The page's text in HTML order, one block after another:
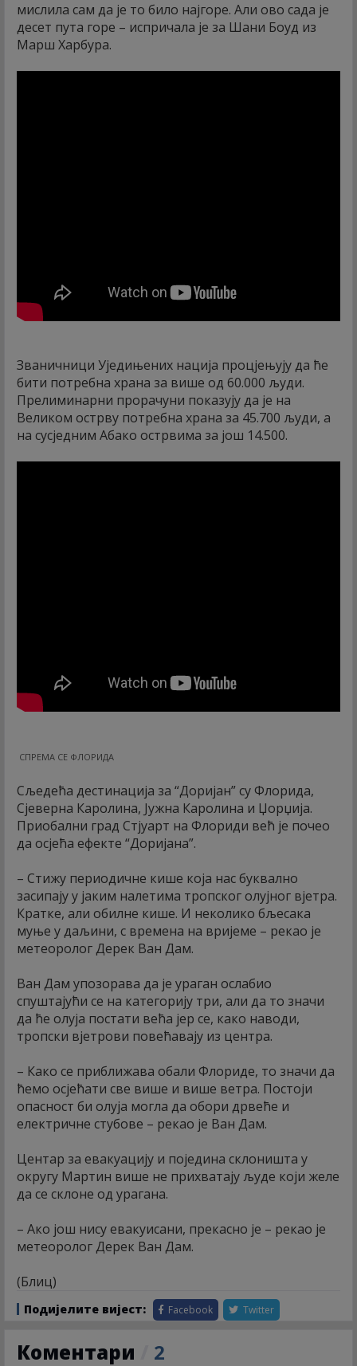
мислила сам да је то било најгоре. Али ово сада је
десет пута горе – испричала је за Шани Боуд из
Марш Харбура.
Званичници Уједињених нација процјењују да ће
бити потребна храна за више од 60.000 људи.
Прелиминарни прорачуни показују да је на
Великом острву потребна храна за 45.700 људи, а
на сусједним Абако острвима за још 14.500.
СПРЕМА СЕ ФЛОРИДА
Сљедећа дестинација за “Доријан” су Флорида,
Сјеверна Каролина, Јужна Каролина и Џорџија.
Приобални град Стјуарт на Флориди већ је почео
да осјећа ефекте “Доријана”.
– Стижу периодичне кише која нас буквално
засипају у јаким налетима тропског олујног вјетра.
Кратке, али обилне кише. И неколико бљесака
муње у даљини, с времена на вријеме – рекао је
метеоролог Дерек Ван Дам.
Ван Дам упозорава да је ураган ослабио
спуштајући се на категорију три, али да то значи
да ће олуја постати већа јер се, како наводи,
тропски вјетрови повећавају из центра.
– Како се приближава обали Флориде, то значи да
ћемо осјећати све више и више ветра. Постоји
опасност би олуја могла да обори дрвеће и
електричне стубове – рекао је Ван Дам.
Центар за евакуацију и поједина склоништа у
округу Мартин више не прихватају људе који желе
да се склоне од урагана.
– Ако још нису евакуисани, прекасно је – рекао је
метеоролог Дерек Ван Дам.
(Блиц)
Подијелите вијест: Facebook Twitter
Коментари 2